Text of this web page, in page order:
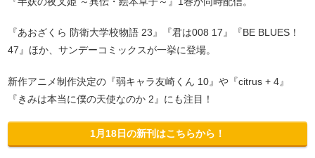
『あおざくら 防衛大学校物語 23』『君は008 17』『BE BLUES！
47』ほか、サンデーコミックスが一挙に登場。
新作アニメ制作決定の『弱キャラ友崎くん 10』や『citrus + 4』
『きみは本当に僕の天使なのか 2』にも注目！
1月18日の新刊はこちらから！